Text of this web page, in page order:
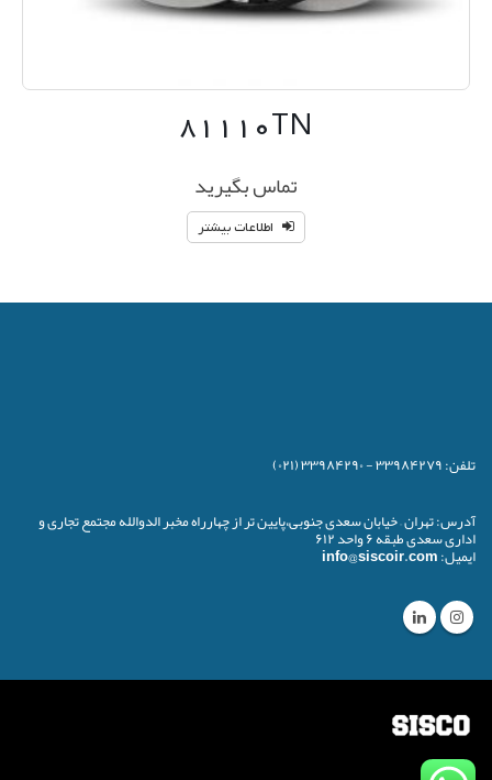
۸۱۱۱۰TN
تماس بگیرید
اطلاعات بیشتر
تلفن:
آدرس:تهران – خیابان سعدی جنوبی،پایین تر از چهارراه مخبر الدوالله مجتمع تجاری و
اداری سعدی طبقه ۶ واحد ۶۱۲
ایمیل: